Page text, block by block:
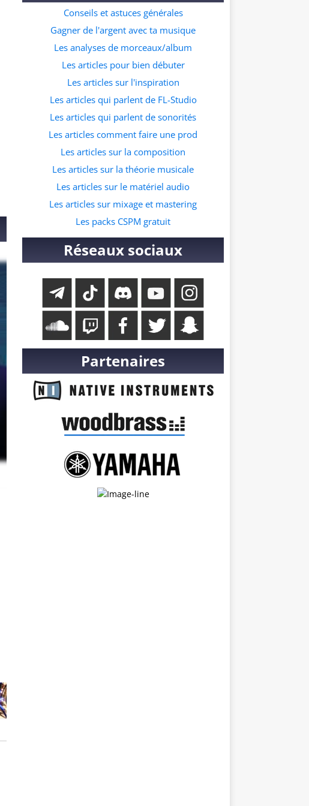
pour ceux qui souhaitent commencer à faire
des prods dans ce genre musicale. A quelle
adresse veux tu recevoir le pack ?
Conseils et astuces générales
Gagner de l'argent avec ta musique
Les analyses de morceaux/album
Les articles pour bien débuter
Les articles sur l'inspiration
Les articles qui parlent de FL-Studio
Les articles qui parlent de sonorités
Les articles comment faire une prod
Les articles sur la composition
Les articles sur la théorie musicale
Les articles sur le matériel audio
Les articles sur mixage et mastering
Les packs CSPM gratuit
Réseaux sociaux
Partenaires